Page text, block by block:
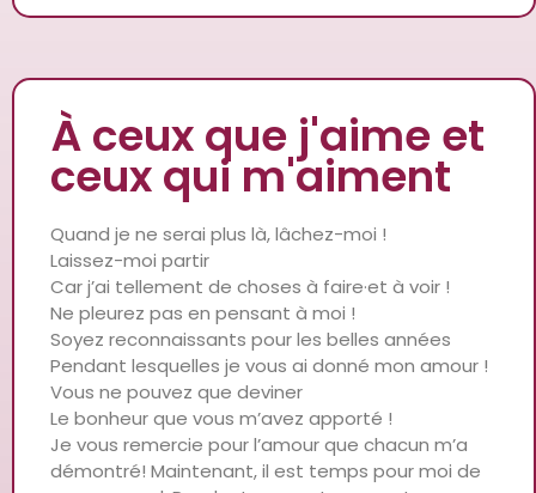
À ceux que j'aime et
ceux qui m'aiment
Quand je ne serai plus là, lâchez-moi !
Laissez-moi partir
Car j’ai tellement de choses à faire·et à voir !
Ne pleurez pas en pensant à moi !
Soyez reconnaissants pour les belles années
Pendant lesquelles je vous ai donné mon amour !
Vous ne pouvez que deviner
Le bonheur que vous m’avez apporté !
Je vous remercie pour l’amour que chacun m’a
démontré! Maintenant, il est temps pour moi de